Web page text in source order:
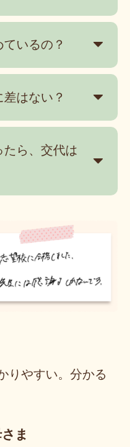
いるの？
はない？
たら、交代は
りやすい。分かる
ま